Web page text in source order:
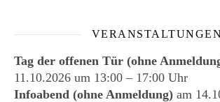
VERANSTALTUNGEN
Tag der offenen Tür (ohne
11.10.2026 um 13:00 – 17:00 Uhr
Infoabend (ohne Anmeldung) am